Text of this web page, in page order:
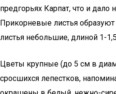
предгорьях Карпат, что и дало
Прикорневые листья образуют
листья небольшие, длиной 1-
Цветы крупные (до 5 см в
сросшихся лепестков,